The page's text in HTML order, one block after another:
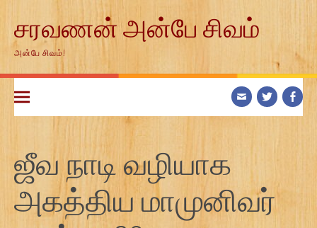
contentசரவணன் அன்பே சிவம்
அன்பே சிவம்!
ஜீவ நாடி வழியாக
அகத்திய மாமுனிவர்